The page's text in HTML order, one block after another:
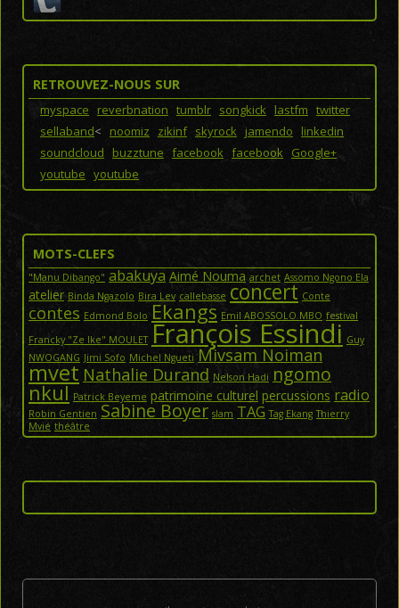
RETROUVEZ-NOUS SUR
myspace reverbnation tumblr songkick lastfm twitter
sellaband< noomiz zikinf skyrock jamendo linkedin
soundcloud buzztune facebook facebook Google+
youtube youtube
MOTS-CLEFS
"Manu Dibango" abakuya Aimé Nouma archet Assomo Ngono Ela
atelier Binda Ngazolo Bira Lev callebasse concert Conte
contes Edmond Bolo Ekangs Emil ABOSSOLO MBO festival
Francky "Ze Ike" MOULET François Essindi Guy
NWOGANG Jimi Sofo Michel Ngueti Mivsam Noiman
mvet Nathalie Durand Nelson Hadi ngomo
nkul Patrick Beyeme patrimoine culturel percussions radio
Robin Gentien Sabine Boyer slam TAG Tag Ekang Thierry
Mvié théâtre